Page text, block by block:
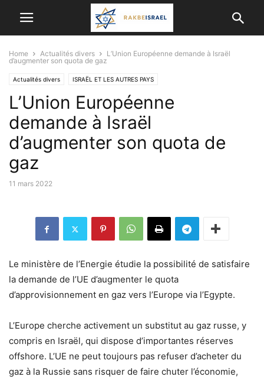
Home Actualités divers
L’Union Européenne demande à Israël
d’augmenter son quota de gaz
Actualités divers ISRAËL ET LES AUTRES PAYS
L’Union Européenne
demande à Israël
d’augmenter son quota de
gaz
11 mars 2022
Le ministère de l’Energie étudie la possibilité de satisfaire
la demande de l’UE d’augmenter le quota
d’approvisionnement en gaz vers l’Europe via l’Egypte.
L’Europe cherche activement un substitut au gaz russe, y
compris en Israël, qui dispose d’importantes réserves
offshore. L’UE ne peut toujours pas refuser d’acheter du
gaz à la Russie sans risquer de faire chuter l’économie,